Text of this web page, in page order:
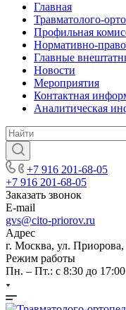
Главная
Травматолого-
Профильная
Нормативно-
Главные
Новости
Мероприятия
Контактная
Аналитическая
+7 916 201-68-05
+7 916 201-68-05
Заказать звонок
E-mail
gvs@cito-priorov.ru
Адрес
г. Москва, ул. Приорова,
Режим работы
Пн. – Пт.: с 8:30 до 17:00